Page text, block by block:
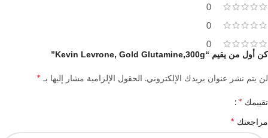
0
0
0
كن أول من يقيم “Kevin Levrone, Gold Glutamine,300g”
لن يتم نشر عنوان بريدك الإلكتروني. الحقول الإلزامية مشار إليها بـ *
تقييمك *
مراجعتك *